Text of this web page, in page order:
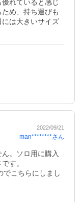
れていると感じ
め、持ち運びも
は大きいサイズ
2022/09/21
man********さん
。ソロ用に購入
す。
でこちらにしまし